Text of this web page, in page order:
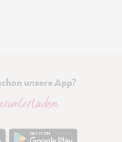
unsere App?